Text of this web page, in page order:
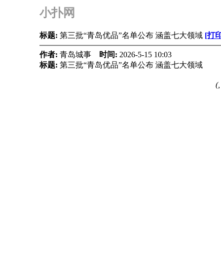
小扑网
标题: 第三批“青岛优品”名单公布 涵盖七大领域 [打
作者: 青岛城事 时间: 2026-5-15 10:03
标题: 第三批“青岛优品”名单公布 涵盖七大领域